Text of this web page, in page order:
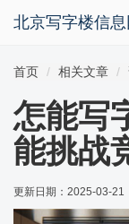
北京写字楼信息
首页 相关文章
怎能写
能挑战
更新日期： 2025-03-21